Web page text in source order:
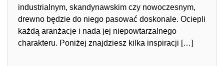
industrialnym, skandynawskim czy nowoczesnym,
drewno będzie do niego pasować doskonale. Ociepli
każdą aranżacje i nada jej niepowtarzalnego
charakteru. Poniżej znajdziesz kilka inspiracji […]